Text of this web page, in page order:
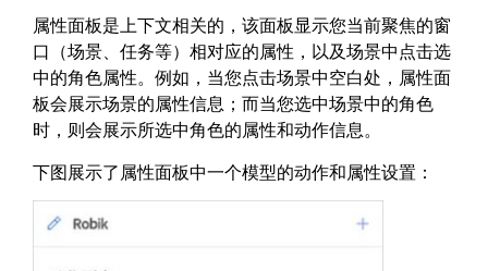
属性面板是上下文相关的，该面板显示您当前聚焦的窗
口（场景、任务等）相对应的属性，以及场景中点击选
中的角色属性。例如，当您点击场景中空白处，属性面
板会展示场景的属性信息；而当您选中场景中的角色
时，则会展示所选中角色的属性和动作信息。
下图展示了属性面板中一个模型的动作和属性设置：